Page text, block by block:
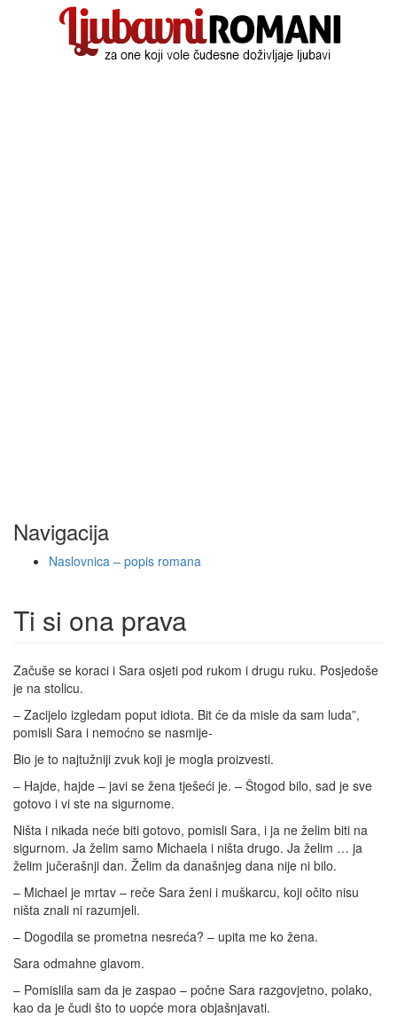
Navigacija
Naslovnica – popis romana
Ti si ona prava
Začuše se koraci i Sara osjeti pod rukom i drugu ruku. Posjedoše
je na stolicu.
– Zacijelo izgledam poput idiota. Bit će da misle da sam luda”,
pomisli Sara i nemoćno se nasmije-
Bio je to najtužniji zvuk koji je mogla proizvesti.
– Hajde, hajde – javi se žena tješeći je. – Štogod bilo, sad je sve
gotovo i vi ste na sigurnome.
Ništa i nikada neće biti gotovo, pomisli Sara, i ja ne želim biti na
sigurnom. Ja želim samo Michaela i ništa drugo. Ja želim … ja
želim jučerašnji dan. Želim da današnjeg dana nije ni bilo.
– Michael je mrtav – reče Sara ženi i muškarcu, koji očito nisu
ništa znali ni razumjeli.
– Dogodila se prometna nesreća? – upita me ko žena.
Sara odmahne glavom.
– Pomislila sam da je zaspao – počne Sara razgovjetno, polako,
kao da je čudi što to uopće mora objašnjavati.